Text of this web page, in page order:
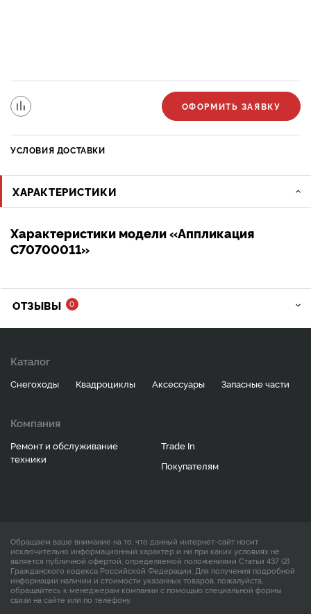
ОФОРМИТЬ ЗАЯВКУ
УСЛОВИЯ ДОСТАВКИ
ХАРАКТЕРИСТИКИ
Характеристики модели «Аппликация
C70700011»
ОТЗЫВЫ 0
Каталог
Снегоходы Квадроциклы Аксессуары Запасные части
Компания
Ремонт и обслуживание
техники
Trade In
Покупателям
Обращаем ваше внимание на то, что данный интернет-сайт носит
исключительно информационный характер и ни при каких условиях не
является публичной офертой, определяемой положениями Статьи 437 (2)
Гражданского кодекса Российской Федерации. Для получения подробной
информации наличии и стоимости указанных товаров, пожалуйста,
обращайтесь к менеджерам компании с помощью специальной формы
связи на сайте или по телефону.